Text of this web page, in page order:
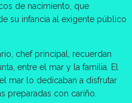
de nacimiento, que
su infancia al exigente público
chef principal, recuerdan
entre el mar y la familia. El
mar lo dedicaban a disfrutar
preparadas con cariño.